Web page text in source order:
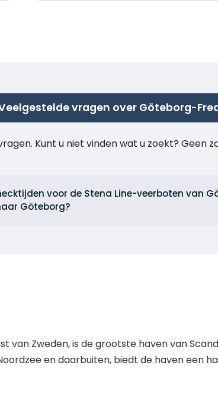
vragen over Göteborg-
Kunt u niet vinden wat u zoekt? Geen
voor de Stena Line-veerboten van
Göteborg?
van Zweden, is de grootste haven van
en daarbuiten, biedt de haven een